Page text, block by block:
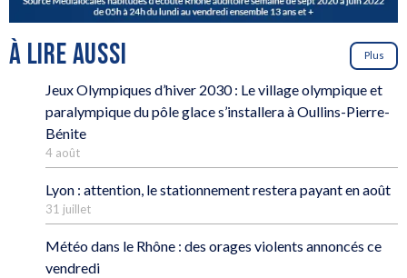
À LIRE AUSSI Plus
Jeux Olympiques d’hiver 2030 : Le village olympique et
paralympique du pôle glace s’installera à Oullins-Pierre-
Bénite
4 août
Lyon : attention, le stationnement restera payant en août
31 juillet
Météo dans le Rhône : des orages violents annoncés ce
vendredi